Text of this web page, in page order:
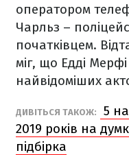
оператором
Чарльз –
початківцем.
міг, що Едді
найвідоміших
ДИВІТЬСЯ ТАКОЖ:
5
2019 років на
підбірка